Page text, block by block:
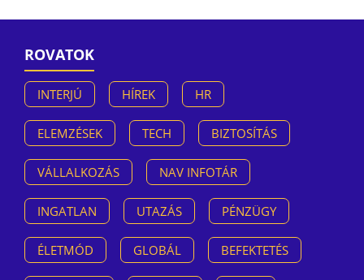
ROVATOK
INTERJÚ HÍREK HR
ELEMZÉSEK TECH BIZTOSÍTÁS
VÁLLALKOZÁS NAV INFOTÁR
INGATLAN UTAZÁS PÉNZÜGY
ÉLETMÓD GLOBÁL BEFEKTETÉS